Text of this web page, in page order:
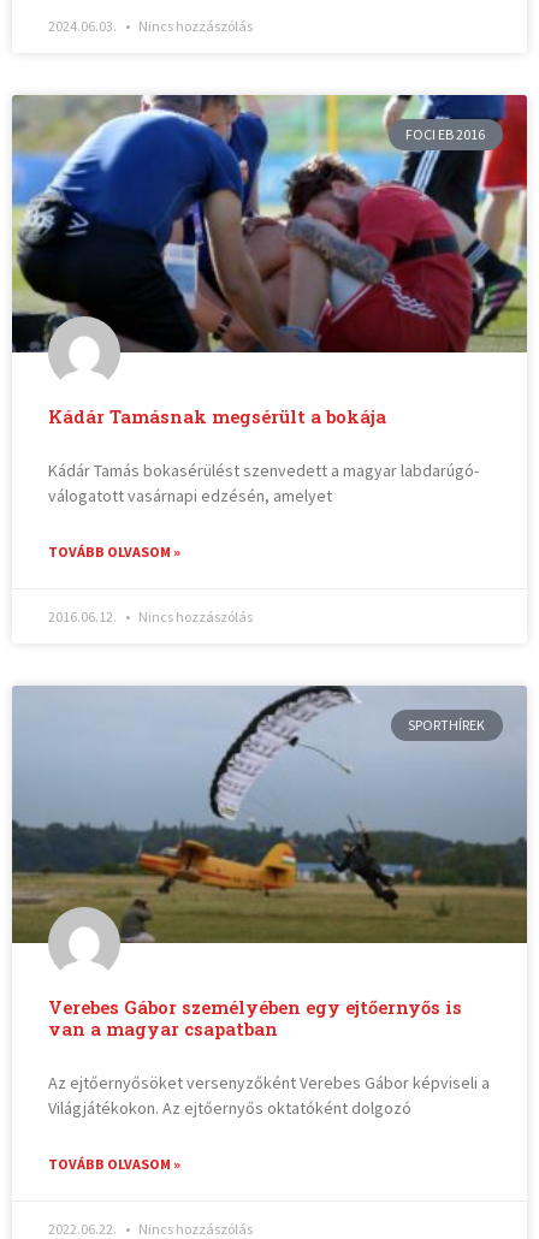
2024.06.03. Nincs hozzászólás
FOCI EB 2016
Kádár Tamásnak megsérült a bokája
Kádár Tamás bokasérülést szenvedett a magyar labdarúgó-
válogatott vasárnapi edzésén, amelyet
TOVÁBB OLVASOM »
2016.06.12. Nincs hozzászólás
SPORTHÍREK
Verebes Gábor személyében egy ejtőernyős is
van a magyar csapatban
Az ejtőernyősöket versenyzőként Verebes Gábor képviseli a
Világjátékokon. Az ejtőernyős oktatóként dolgozó
TOVÁBB OLVASOM »
2022.06.22. Nincs hozzászólás